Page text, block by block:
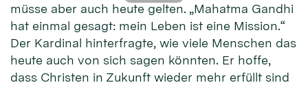
müsse aber auch heute gelten. „Mahatma Gandhi
hat einmal gesagt: mein Leben ist eine Mission.“
Der Kardinal hinterfragte, wie viele Menschen das
heute auch von sich sagen könnten. Er hoffe,
dass Christen in Zukunft wieder mehr erfüllt sind